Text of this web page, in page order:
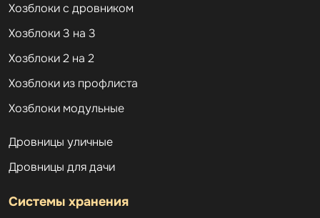
Хозблоки с дровником
Хозблоки 3 на 3
Хозблоки 2 на 2
Хозблоки из профлиста
Хозблоки модульные
Дровницы уличные
Дровницы для дачи
Системы хранения